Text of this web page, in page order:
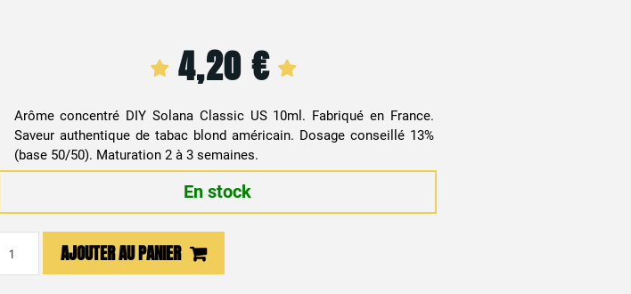
4,20 €
Arôme concentré DIY Solana Classic US 10ml. Fabriqué en France.
Saveur authentique de tabac blond américain. Dosage conseillé 13%
(base 50/50). Maturation 2 à 3 semaines.
En stock
AJOUTER AU PANIER